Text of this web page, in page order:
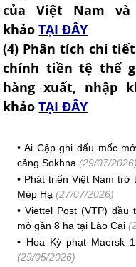
của Việt Nam
khảoTẠI ĐÂY
(4) Phân tích chi
chính tiền tệ thế
hàng xuất, nhập
khảoTẠI ĐÂY
•Ai Cập ghi dấu mốc
cảng Sokhna (29/07/2026)
• Phát triển Việt Nam trở
Mép Hạ (27/07/2026)
•Viettel Post (VTP) đầu
mô gần 8 ha tại Lào Cai
• Hoa Kỳ phạt Maersk
(29/05/2026)